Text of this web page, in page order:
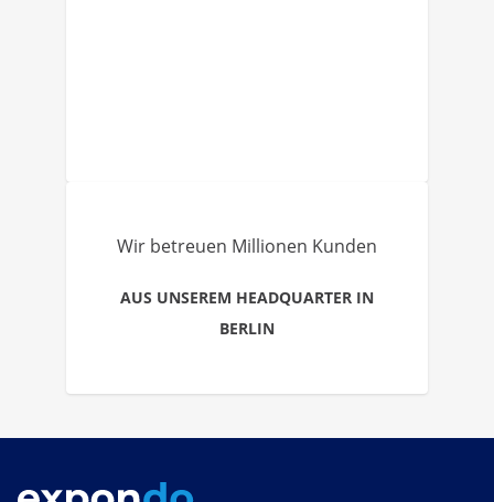
Wir betreuen Millionen Kunden
AUS UNSEREM HEADQUARTER IN
BERLIN